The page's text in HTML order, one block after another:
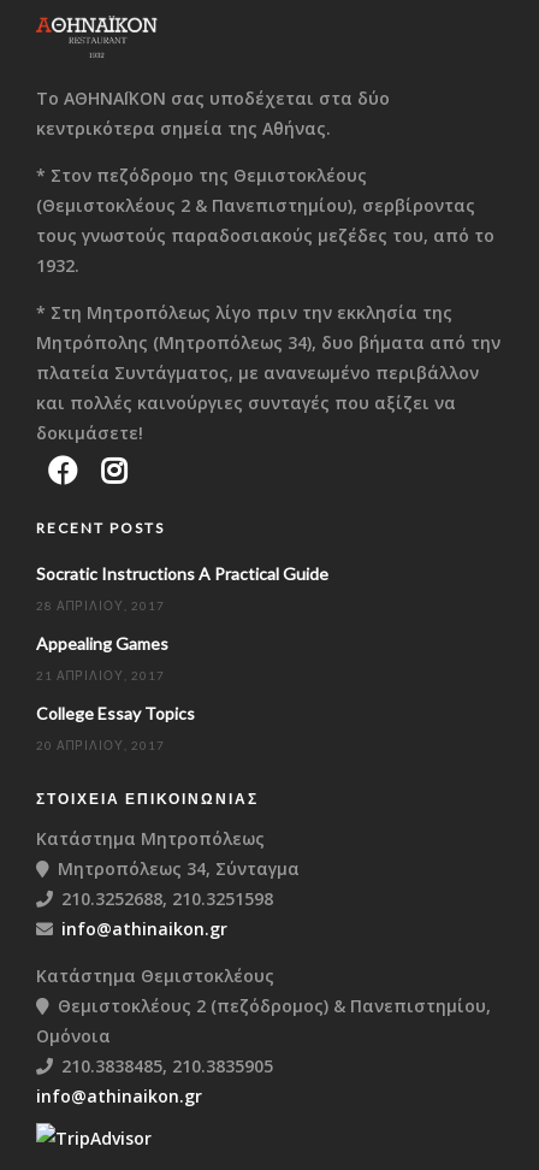
Το ΑΘΗΝΑΪΚΟΝ σας υποδέχεται στα δύο
κεντρικότερα σημεία της Αθήνας.
* Στον πεζόδρομο της Θεμιστοκλέους
(Θεμιστοκλέους 2 & Πανεπιστημίου), σερβίροντας
τους γνωστούς παραδοσιακούς μεζέδες του, από το
1932.
* Στη Μητροπόλεως λίγο πριν την εκκλησία της
Μητρόπολης (Μητροπόλεως 34), δυο βήματα από την
πλατεία Συντάγματος, με ανανεωμένο περιβάλλον
και πολλές καινούργιες συνταγές που αξίζει να
δοκιμάσετε!
RECENT POSTS
Socratic Instructions A Practical Guide
28 ΑΠΡΙΛΊΟΥ, 2017
Appealing Games
21 ΑΠΡΙΛΊΟΥ, 2017
College Essay Topics
20 ΑΠΡΙΛΊΟΥ, 2017
ΣΤΟΙΧΕΊΑ ΕΠΙΚΟΙΝΩΝΊΑΣ
Κατάστημα Μητροπόλεως
Μητροπόλεως 34, Σύνταγμα
210.3252688, 210.3251598
info@athinaikon.gr
Κατάστημα Θεμιστοκλέους
Θεμιστοκλέους 2 (πεζόδρομος) & Πανεπιστημίου,
Ομόνοια
210.3838485, 210.3835905
info@athinaikon.gr